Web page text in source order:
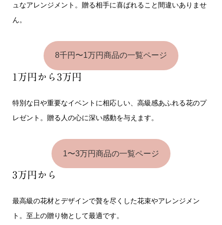
ュなアレンジメント。贈る相手に喜ばれること間違いありませ
ん。
8千円〜1万円商品の一覧ページ
1万円から3万円
特別な日や重要なイベントに相応しい、高級感あふれる花のプ
レゼント。贈る人の心に深い感動を与えます。
1〜3万円商品の一覧ページ
3万円から
最高級の花材とデザインで贅を尽くした花束やアレンジメン
ト。至上の贈り物として最適です。